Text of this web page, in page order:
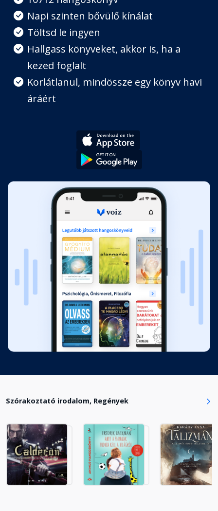
8. fejezet
Fejezet hossza: 00:48:31
9. fejezet
Fejezet hossza: 00:19:41
Fejezet hossza: 00:12:04
12. fejezet
Fejezet hossza: 00:25:52
13. fejezet
Fejezet hossza: 00:22:01
14. fejezet
Fejezet hossza: 00:11:48
15. fejezet
Fejezet hossza: 00:13:09
17. fejezet
Fejezet hossza: 00:15:56
18. fejezet
Fejezet hossza: 00:08:39
Napi szinten bővülő kínálat
Töltsd le ingyen
Hallgass könyveket, akkor is, ha a
kezed foglalt
Korlátlanul, mindössze egy könyv havi
áráért
Szórakoztató irodalom, Regények